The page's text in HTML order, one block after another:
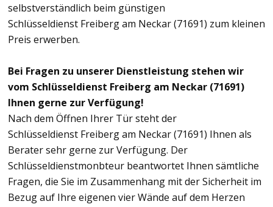
selbstverständlich beim günstigen
Schlüsseldienst Freiberg am Neckar (71691) zum kleinen
Preis erwerben.
Bei Fragen zu unserer Dienstleistung stehen wir
vom Schlüsseldienst Freiberg am Neckar (71691)
Ihnen gerne zur Verfügung!
Nach dem Öffnen Ihrer Tür steht der
Schlüsseldienst Freiberg am Neckar (71691) Ihnen als
Berater sehr gerne zur Verfügung. Der
Schlüsseldienstmonbteur beantwortet Ihnen sämtliche
Fragen, die Sie im Zusammenhang mit der Sicherheit im
Bezug auf Ihre eigenen vier Wände auf dem Herzen